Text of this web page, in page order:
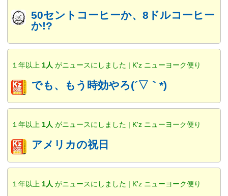
50セントコーヒーか、8ドルコーヒー
か!?
１年以上 1人 がニュースにしました | K'z ニューヨーク便り
でも、もう時効やろ(´▽｀*)
１年以上 1人 がニュースにしました | K'z ニューヨーク便り
アメリカの祝日
１年以上 1人 がニュースにしました | K'z ニューヨーク便り